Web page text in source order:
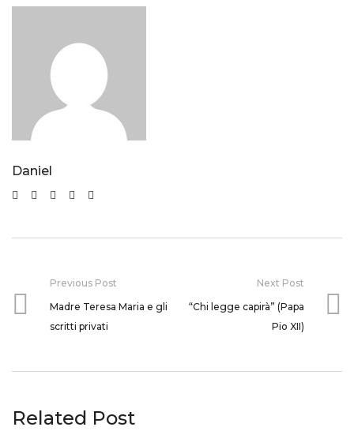
Daniel
Previous Post
Madre Teresa Maria e gli
scritti privati
Next Post
“Chi legge capirà” (Papa
Pio XII)
Related Post